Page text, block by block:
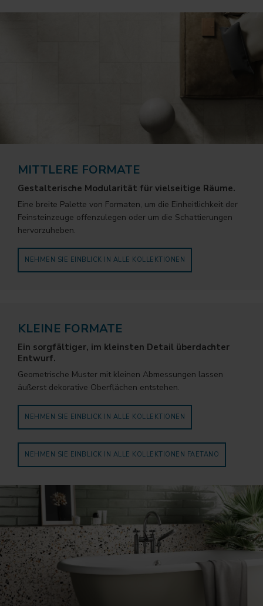
MITTLERE FORMATE
Gestalterische Modularität für vielseitige Räume.
Eine breite Palette von Formaten, um die Einheitlichkeit der
Feinsteinzeuge offenzulegen oder um die Schattierungen
hervorzuheben.
NEHMEN SIE EINBLICK IN ALLE KOLLEKTIONEN
KLEINE FORMATE
Ein sorgfältiger, im kleinsten Detail überdachter
Entwurf.
Geometrische Muster mit kleinen Abmessungen lassen
äußerst dekorative Oberflächen entstehen.
NEHMEN SIE EINBLICK IN ALLE KOLLEKTIONEN
NEHMEN SIE EINBLICK IN ALLE KOLLEKTIONEN FAETANO